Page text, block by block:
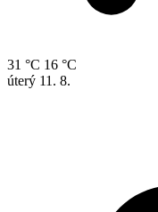
31 °C 16 °C
úterý 11. 8.